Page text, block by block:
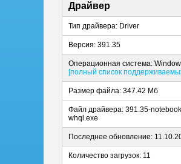
Драйвер
Тип драйвера: Driver
Версия: 391.35
Операционная система:
[полный список
Размер файла: 347.42 Мб
Файл драйвера: 391.35-
whql.exe
Последнее обновление:
Количество загрузок: 11